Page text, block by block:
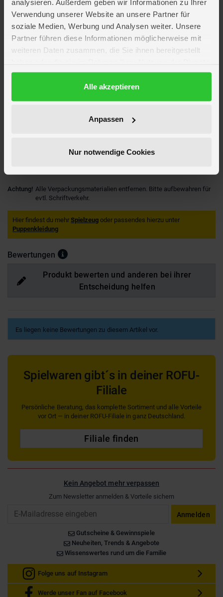
analysieren. Außerdem geben wir Informationen zu Ihrer
Verwendung unserer Website an unsere Partner für
soziale Medien, Werbung und Analysen weiter. Unsere
Partner führen diese Informationen möglicherweise mit
weiteren Daten zusammen, die Sie ihnen bereitgestellt
gesammelt haben.
DatenschutzerklärungAlle akzeptieren
Anpassen
Nur notwendige Cookies
Lieferumfang
Artikelmerkmale
ab 18 Monate
Verpackungsmaße
Länge ca. 32 cm
Höhe ca. 2 cm
Artikelnummer des Herstellers
2677
Achtung! Alle Verpackungsmaterialien entfernen. Bitte aufbewahren für
evtl. Schriftverkehr.
Hier findest du mehr Spielzeug oder passendes hierzu unter
Puppenkleidung
Bewertungen
Produkt bewerten und anderen bei ihrer
Entscheidung helfen
Es liegen keine Bewertungen zu diesem Artikel vor.
Spielwaren gibt´s in deiner ROFU-
Filiale
Persönliche Beratung, das komplette Sortiment und alle Vorteile
vor Ort — in deiner ROFU-Filiale in ganz Deutschland.
Filiale finden
Kein Angebot mehr verpassen
Zum Newsletter anmelden & Vorteile sichern
Anmelden
Gutscheine & Gewinnspiele
Neuheiten, Trends & Angebote
Wissenswertes rund um die Familie
Folge uns auf Instagram
Werde unser Fan auf Facebook